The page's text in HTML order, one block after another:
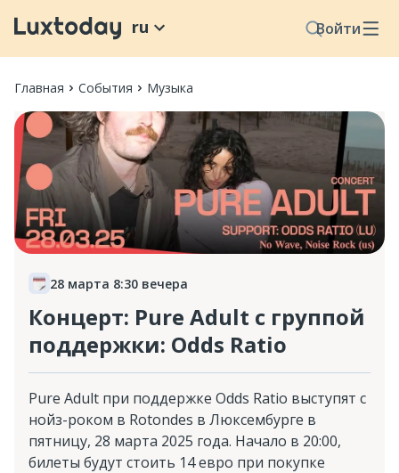
Войти
ru
Главная События Музыка
28 марта 8:30 вечера
Концерт: Pure Adult с группой
поддержки: Odds Ratio
Pure Adult при поддержке Odds Ratio выступят с
нойз-роком в Rotondes в Люксембурге в
пятницу, 28 марта 2025 года. Начало в 20:00,
билеты будут стоить 14 евро при покупке